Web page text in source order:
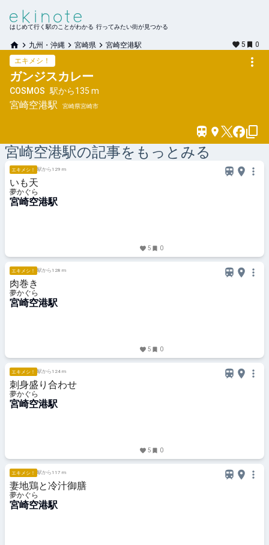
はじめて行く駅のことがわかる 行ってみたい街が見つかる
九州・沖縄 宮崎県 宮崎空港駅 5
0
エキメシ！
ガンジスカレー
COSMOS 駅から135 m
宮崎空港駅 宮崎県宮崎市
宮崎空港駅の記事をもっとみる
エキメシ！ 駅から129 m
いも天
夢かぐら
宮崎空港駅
5 0
エキメシ！ 駅から128 m
肉巻き
夢かぐら
宮崎空港駅
5 0
エキメシ！ 駅から124 m
刺身盛り合わせ
夢かぐら
宮崎空港駅
5 0
エキメシ！ 駅から117 m
妻地鶏と冷汁御膳
夢かぐら
宮崎空港駅